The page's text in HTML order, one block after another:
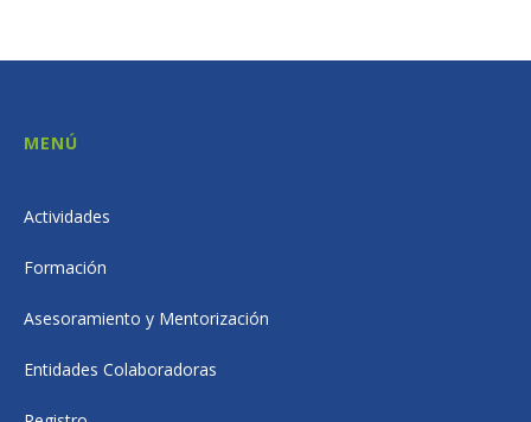
MENÚ
Actividades
Formación
Asesoramiento y Mentorización
Entidades Colaboradoras